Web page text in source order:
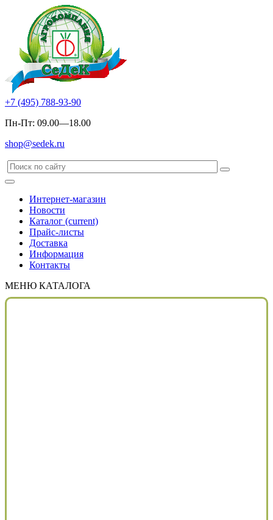
+7 (495) 788-93-90
Пн-Пт: 09.00—18.00
shop@sedek.ru
Интернет-магазин
Новости
Каталог (current)
Прайс-листы
Доставка
Информация
Контакты
МЕНЮ КАТАЛОГА